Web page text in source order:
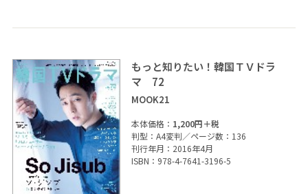
もっと知りたい！韓国ＴＶドラ
マ 72
MOOK21
本体価格： 1,200円＋税
判型：A4変判／ページ数：136
刊行年月：2016年4月
ISBN：978-4-7641-3196-5